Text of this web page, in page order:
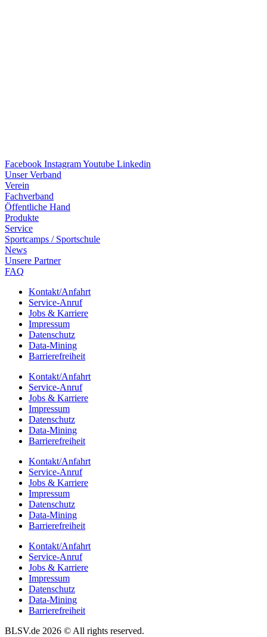
Facebook InstagramYoutube Linkedin
Unser Verband
Verein
Fach­ver­band
Öffent­li­che Hand
Produkte
Service
Sport­camps / Sportschule
News
Unsere Part­ner
FAQ
Kontakt/​​Anfahrt
Service-Anruf
Jobs & Karriere
Impres­sum
Daten­schutz
Data-Mining
Barrie­re­frei­heit
Kontakt/​​Anfahrt
Service-Anruf
Jobs & Karriere
Impres­sum
Daten­schutz
Data-Mining
Barrie­re­frei­heit
Kontakt/​​Anfahrt
Service-Anruf
Jobs & Karriere
Impres­sum
Daten­schutz
Data-Mining
Barrie­re­frei­heit
Kontakt/​​Anfahrt
Service-Anruf
Jobs & Karriere
Impres­sum
Daten­schutz
Data-Mining
Barrie­re­frei­heit
BLSV.de 2026 © All rights reserved.